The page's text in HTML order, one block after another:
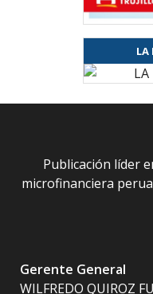
LA
Publicación líder
microfinanciera
Gerente General
WILFREDO QUIROZ